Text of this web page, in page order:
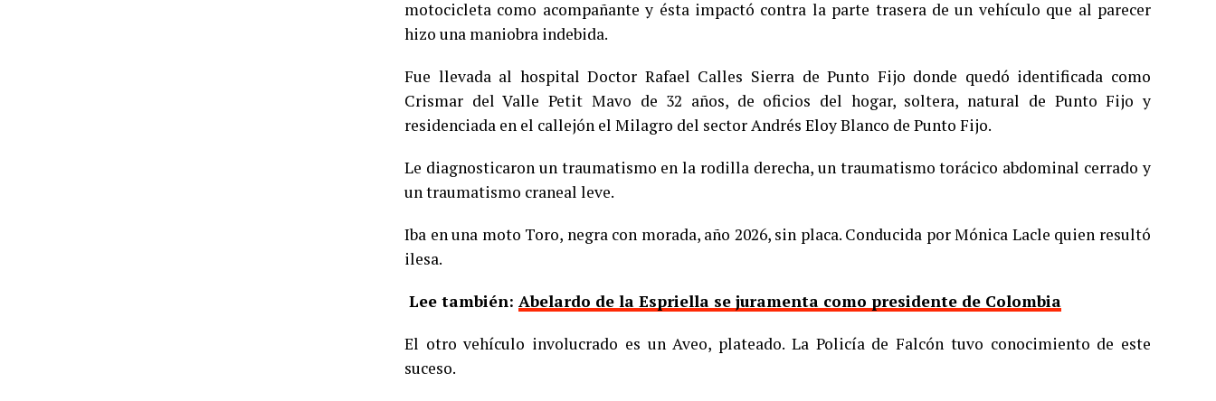
motocicleta como acompañante y ésta impactó contra la parte trasera de un vehículo que al parecer
hizo una maniobra indebida.
Fue llevada al hospital Doctor Rafael Calles Sierra de Punto Fijo donde quedó identificada como
Crismar del Valle Petit Mavo de 32 años, de oficios del hogar, soltera, natural de Punto Fijo y
residenciada en el callejón el Milagro del sector Andrés Eloy Blanco de Punto Fijo.
Le diagnosticaron un traumatismo en la rodilla derecha, un traumatismo torácico abdominal cerrado y
un traumatismo craneal leve.
Iba en una moto Toro, negra con morada, año 2026, sin placa. Conducida por Mónica Lacle quien resultó
ilesa.
Lee también: Abelardo de la Espriella se juramenta como presidente de Colombia
El otro vehículo involucrado es un Aveo, plateado. La Policía de Falcón tuvo conocimiento de este
suceso.